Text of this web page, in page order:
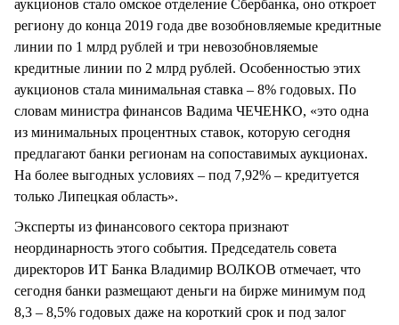
аукционов стало омское отделение Сбербанка, оно откроет
региону до конца 2019 года две возобновляемые кредитные
линии по 1 млрд рублей и три невозобновляемые
кредитные линии по 2 млрд рублей. Особенностью этих
аукционов стала минимальная ставка – 8% годовых. По
словам министра финансов Вадима ЧЕЧЕНКО, «это одна
из минимальных процентных ставок, которую сегодня
предлагают банки регионам на сопоставимых аукционах.
На более выгодных условиях – под 7,92% – кредитуется
только Липецкая область».
Эксперты из финансового сектора признают
неординарность этого события. Председатель совета
директоров ИТ Банка Владимир ВОЛКОВ отмечает, что
сегодня банки размещают деньги на бирже минимум под
8,3 – 8,5% годовых даже на короткий срок и под залог